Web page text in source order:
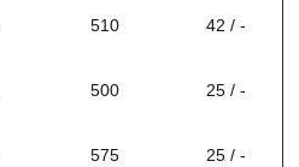
510
42 / -
500
25 / -
575
25 / -